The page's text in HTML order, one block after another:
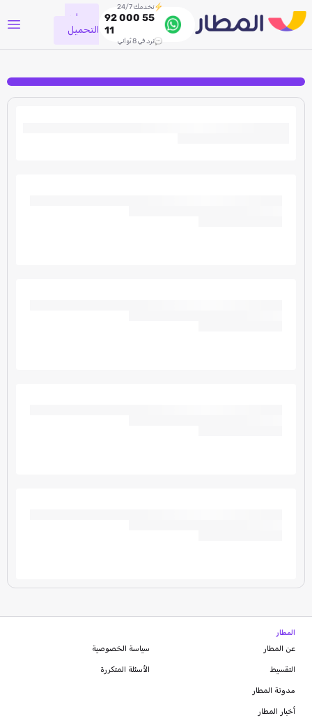
نخدمك 24/7
92 000 55
11
نرد في 8 ثواني
جاري
التحميل
المطار
عن المطار
التقسيط
مدونة المطار
أخبار المطار
سياسة الخصوصية
الأسئلة المتكررة